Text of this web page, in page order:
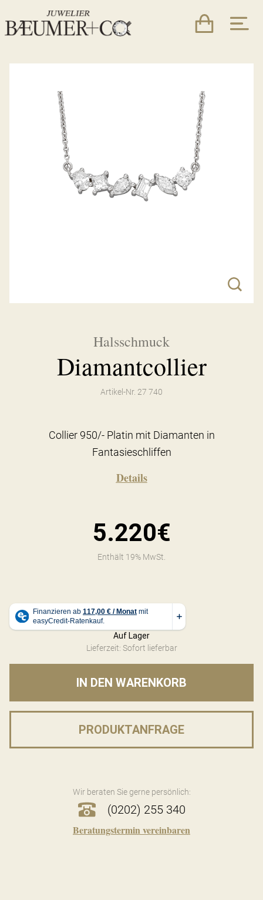
Halsschmuck
Diamantcollier
Artikel-Nr. 27 740
Collier 950/- Platin mit Diamanten in
Fantasieschliffen
Details
5.220€
Enthält 19% MwSt.
Auf Lager
Lieferzeit: Sofort lieferbar
IN DEN WARENKORB
PRODUKTANFRAGE
Wir beraten Sie gerne persönlich:
(0202) 255 340
Beratungstermin vereinbaren